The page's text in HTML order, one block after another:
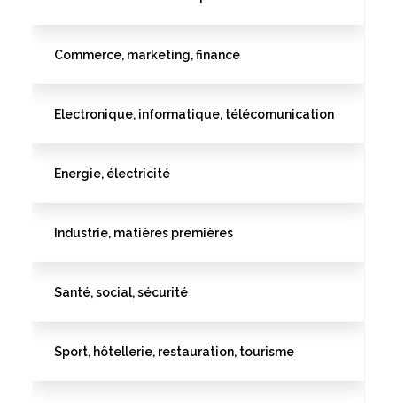
Commerce, marketing, finance
Electronique, informatique, télécomunication
Energie, électricité
Industrie, matières premières
Santé, social, sécurité
Sport, hôtellerie, restauration, tourisme